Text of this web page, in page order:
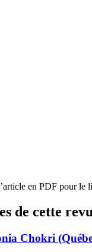
en PDF pour le
de cette
Chokri